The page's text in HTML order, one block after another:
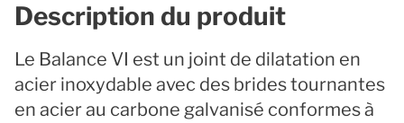
Description du produit
Le Balance VI est un joint de dilatation en
acier inoxydable avec des brides tournantes
en acier au carbone galvanisé conformes à